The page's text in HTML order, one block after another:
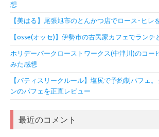
想
【美はる】尾張旭市のとんかつ店でロース･ヒレ
【osse(オッセ)】伊勢市の古民家カフェでランチ
ホリデーパークローストワークス(中津川)のコー
みた感想
【パティスリークルール】塩尻で予約制パフェ
ンのパフェを正直レビュー
最近のコメント